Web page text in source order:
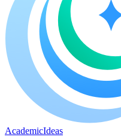
AcademicIdeas